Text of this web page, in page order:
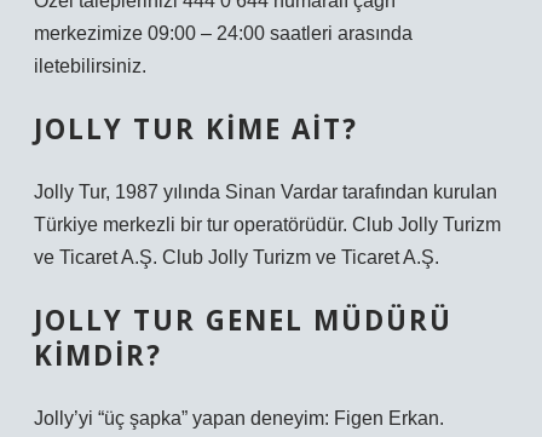
merkezimize 09:00 – 24:00 saatleri arasında
iletebilirsiniz.
JOLLY TUR KIME AIT?
Jolly Tur, 1987 yılında Sinan Vardar tarafından kurulan
Türkiye merkezli bir tur operatörüdür. Club Jolly Turizm
ve Ticaret A.Ş. Club Jolly Turizm ve Ticaret A.Ş.
JOLLY TUR GENEL MÜDÜRÜ
KIMDIR?
Jolly’yi “üç şapka” yapan deneyim: Figen Erkan.